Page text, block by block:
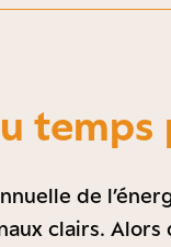
temps
de
clairs. Alors